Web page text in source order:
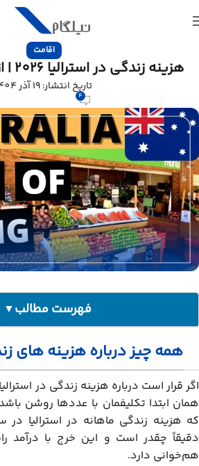
اقامت
هزینه زندگی در استرالیا 2026 | از مسکن تا درمان
تاریخ انتشار: 19 آذر 1404
4
فهرست مطالب▼
هزینه ‌های زندگی در استرالیا؛ مقایسه هزینه و
هزینه اجاره خانه در استرالیا؛ بررسی شهرهای مهم
هزینه خورد و خوراک در استرالیا
مقایسه هزینه‌های روزمره در شهرهای اصلی
هزینه درمان در استرالیا
همه چیز درباره هزینه های
اگر قرار است درباره هزینه زندگی در
همان ابتدا تکلیفمان با عددها روشن
دقیقاً چقدر است و این خرج با درآمد
هم‌خوانی دارد.